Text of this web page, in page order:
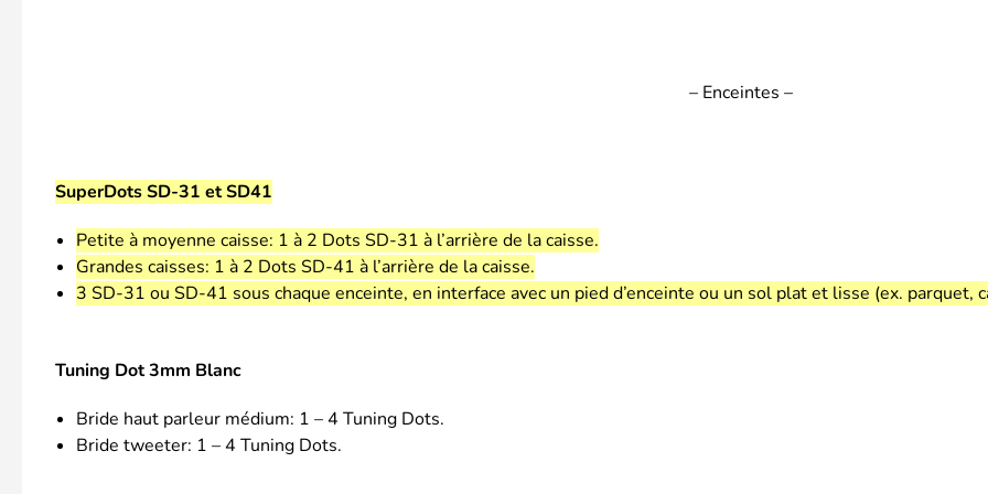
– Enceintes –
SuperDots SD-31 et SD41
Petite à moyenne caisse: 1 à 2 Dots SD-31 à l’arrière de la caisse.
Grandes caisses: 1 à 2 Dots SD-41 à l’arrière de la caisse.
3 SD-31 ou SD-41 sous chaque enceinte, en interface avec un pied d’enceinte ou un sol plat et lisse (ex. parquet,
Tuning Dot 3mm Blanc
Bride haut parleur médium: 1 – 4 Tuning Dots.
Bride tweeter: 1 – 4 Tuning Dots.